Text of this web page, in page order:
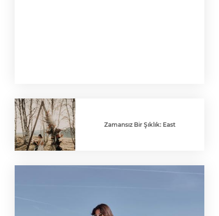
Zamansız Bir Şıklık: East